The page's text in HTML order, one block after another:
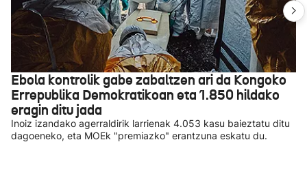
Ebola kontrolik gabe zabaltzen ari da Kongoko
Errepublika Demokratikoan eta 1.850 hildako
eragin ditu jada
Inoiz izandako agerraldirik larrienak 4.053 kasu baieztatu ditu
dagoeneko, eta MOEk "premiazko" erantzuna eskatu du.